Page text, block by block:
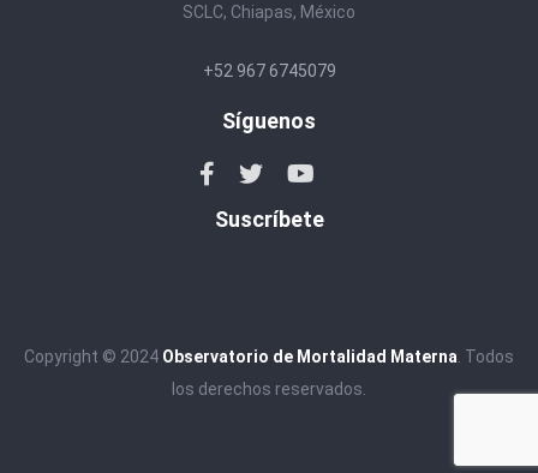
SCLC, Chiapas, México
+52 967 6745079
Síguenos
Suscríbete
Copyright © 2024 Observatorio de Mortalidad Materna . Todos
los derechos reservados.